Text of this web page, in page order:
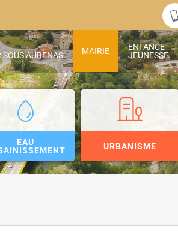
SOUS AUBENAS
MAIRIE
ENFANCE
JEUNESSE
EAU
URBANISME